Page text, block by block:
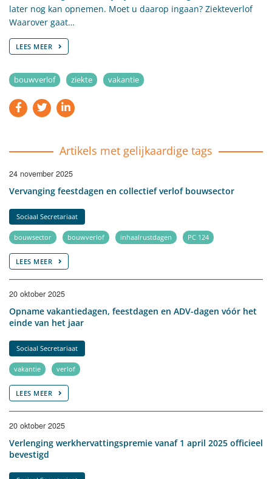
later nog kan opnemen. Moet u daarop ingaan? Ziekteverlof
Waarover gaat…
LEES MEER
bouwverlof ziekte vakantie
Artikels met gelijkaardige tags
24 november 2025
Vervanging feestdagen en collectief verlof bouwsector
Sociaal Secretariaat
bouwsector bouwverlof inhaalrustdagen PC 124
LEES MEER
20 oktober 2025
Opname vakantiedagen, feestdagen en ADV-dagen vóór het
einde van het jaar
Sociaal Secretariaat
vakantie verlof
LEES MEER
20 oktober 2025
Verlenging werkhervattingspremie vanaf 1 april 2025 officieel
bevestigd